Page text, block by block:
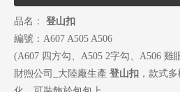
品名： 登山扣
編號：A607 A505 A506
(A607 四方勾、A505 2字勾、A506 雞
財煦公司_大陸廠生產 登山扣 ，款式